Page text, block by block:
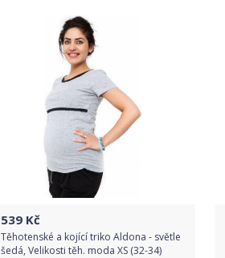
Detail produktu
539 Kč
Těhotenské a kojící triko Aldona - světle
šedá, Velikosti těh. moda XS (32-34)